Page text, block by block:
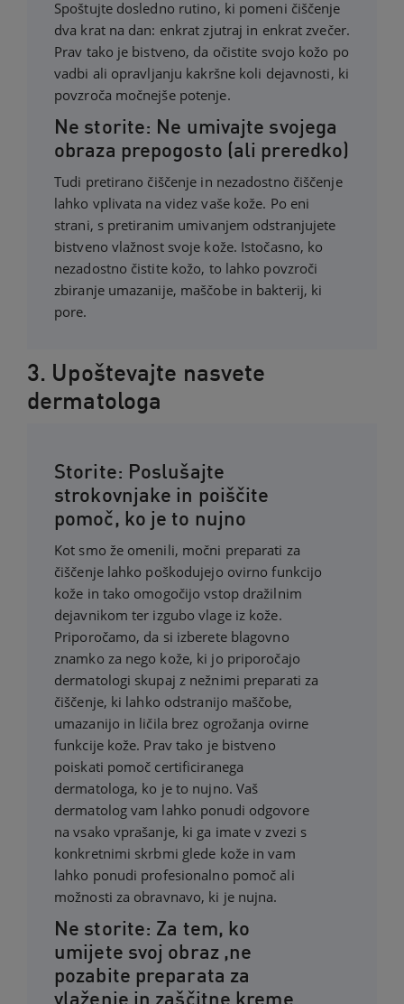
Spoštujte dosledno rutino, ki pomeni čiščenje
dva krat na dan: enkrat zjutraj in enkrat zvečer.
Prav tako je bistveno, da očistite svojo kožo po
vadbi ali opravljanju kakršne koli dejavnosti, ki
povzroča močnejše potenje.
Ne storite: Ne umivajte svojega
obraza prepogosto (ali preredko)
Tudi pretirano čiščenje in nezadostno čiščenje
lahko vplivata na videz vaše kože. Po eni
strani, s pretiranim umivanjem odstranjujete
bistveno vlažnost svoje kože. Istočasno, ko
nezadostno čistite kožo, to lahko povzroči
zbiranje umazanije, maščobe in bakterij, ki
pore.
3. Upoštevajte nasvete
dermatologa
Storite: Poslušajte
strokovnjake in poiščite
pomoč, ko je to nujno
Kot smo že omenili, močni preparati za
čiščenje lahko poškodujejo ovirno funkcijo
kože in tako omogočijo vstop dražilnim
dejavnikom ter izgubo vlage iz kože.
Priporočamo, da si izberete blagovno
znamko za nego kože, ki jo priporočajo
dermatologi skupaj z nežnimi preparati za
čiščenje, ki lahko odstranijo maščobe,
umazanijo in ličila brez ogrožanja ovirne
funkcije kože. Prav tako je bistveno
poiskati pomoč certificiranega
dermatologa, ko je to nujno. Vaš
dermatolog vam lahko ponudi odgovore
na vsako vprašanje, ki ga imate v zvezi s
konkretnimi skrbmi glede kože in vam
lahko ponudi profesionalno pomoč ali
možnosti za obravnavo, ki je nujna.
Ne storite: Za tem, ko
umijete svoj obraz ,ne
pozabite preparata za
vlaženje in zaščitne kreme